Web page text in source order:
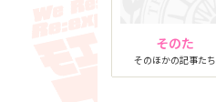
そのた
そのほかの記事たち